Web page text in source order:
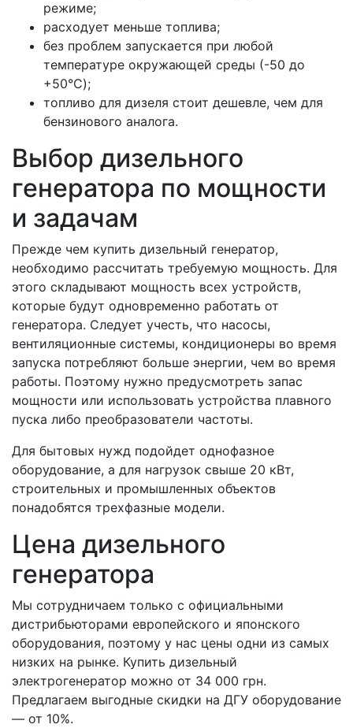
режиме;
расходует меньше топлива;
без проблем запускается при любой
температуре окружающей среды (-50 до
+50°C);
топливо для дизеля стоит дешевле, чем для
бензинового аналога.
Выбор дизельного
генератора по мощности
и задачам
Прежде чем купить дизельный генератор,
необходимо рассчитать требуемую мощность. Для
этого складывают мощность всех устройств,
которые будут одновременно работать от
генератора. Следует учесть, что насосы,
вентиляционные системы, кондиционеры во время
запуска потребляют больше энергии, чем во время
работы. Поэтому нужно предусмотреть запас
мощности или использовать устройства плавного
пуска либо преобразователи частоты.
Для бытовых нужд подойдет однофазное
оборудование, а для нагрузок свыше 20 кВт,
строительных и промышленных объектов
понадобятся трехфазные модели.
Цена дизельного
генератора
Мы сотрудничаем только с официальными
дистрибьюторами европейского и японского
оборудования, поэтому у нас цены одни из самых
низких на рынке. Купить дизельный
электрогенератор можно от 34 000 грн.
Предлагаем выгодные скидки на ДГУ оборудование
— от 10%.